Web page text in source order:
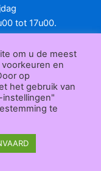
tot 17u00.
| Betaling
Herroepingsfunctie
Contact
om u de meest
en
op
het gebruik van
instellingen"
te